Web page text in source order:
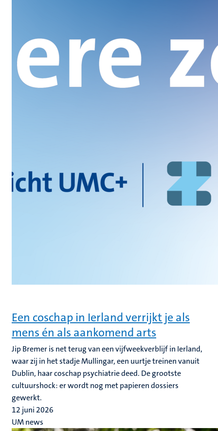
Een coschap in Ierland verrijkt je als
mens én als aankomend arts
Jip Bremer is net terug van een vijfweekverblijf in Ierland,
waar zij in het stadje Mullingar, een uurtje treinen vanuit
Dublin, haar coschap psychiatrie deed. De grootste
cultuurshock: er wordt nog met papieren dossiers
gewerkt.
12 juni 2026
UM news